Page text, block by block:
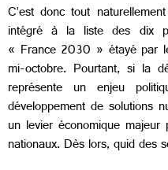
C’est donc tout
intégré à la liste des dix
« France 2030 » étayé par
mi-octobre. Pourtant, si la
représente un enjeu
développement de solutions
un levier économique
nationaux. Dès lors, quid des